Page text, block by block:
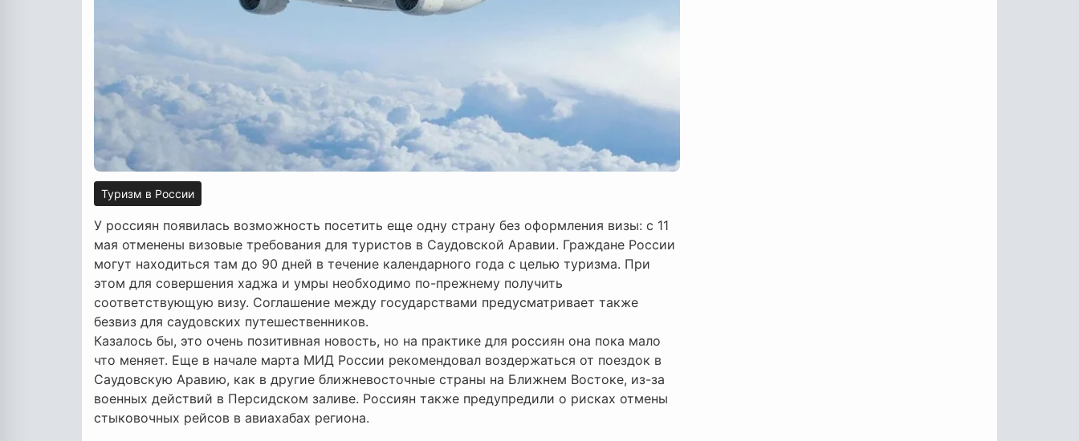
Туризм в России
У россиян появилась возможность посетить еще одну страну без оформления визы: с 11
мая отменены визовые требования для туристов в Саудовской Аравии. Граждане России
могут находиться там до 90 дней в течение календарного года с целью туризма. При
этом для совершения хаджа и умры необходимо по-прежнему получить
соответствующую визу. Соглашение между государствами предусматривает также
безвиз для саудовских путешественников.
Казалось бы, это очень позитивная новость, но на практике для россиян она пока мало
что меняет. Еще в начале марта МИД России рекомендовал воздержаться от поездок в
Саудовскую Аравию, как в другие ближневосточные страны на Ближнем Востоке, из-за
военных действий в Персидском заливе. Россиян также предупредили о рисках отмены
стыковочных рейсов в авиахабах региона.